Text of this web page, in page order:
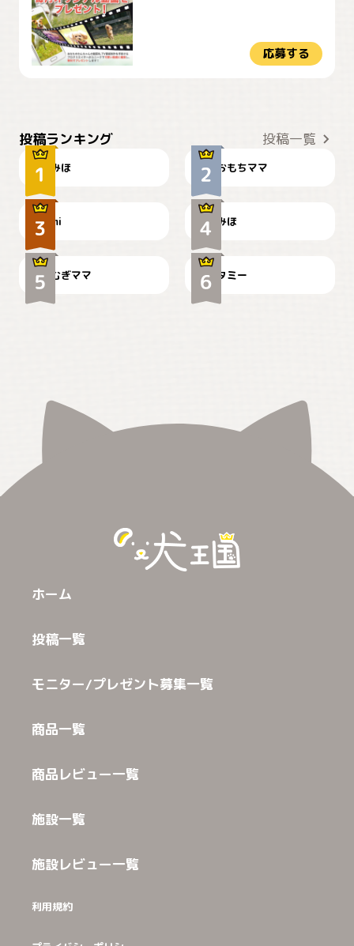
応募する
投稿ランキング 投稿一覧
みほ おもちママ
可愛い？
mi
見てるぞぉ
みほ
🌻とむぎ！
むぎママ
ドーベルマンのお友達邸に
て
タミー
ホーム
投稿一覧
モニター/プレゼント募集一覧
商品一覧
商品レビュー一覧
施設一覧
施設レビュー一覧
利用規約